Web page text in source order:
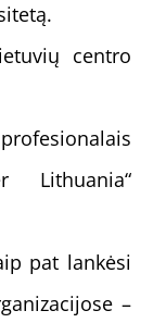
centro
Lithuania“
pat lankėsi
–